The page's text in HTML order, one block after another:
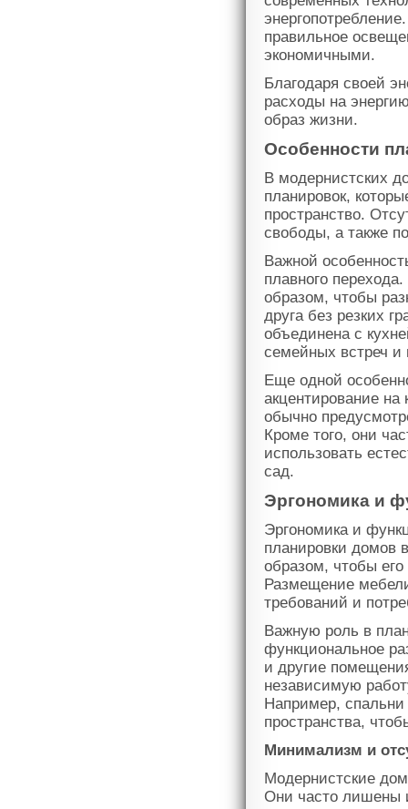
правильное
экономичными.
Благодаря своей
расходы на
образ жизни.
Особенности
В модернистских
планировок,
пространство.
свободы, а также
Важной
плавного
образом, чтобы
друга без резких
объединена с
семейных встреч и
Еще одной
акцентирование
обычно
Кроме того, они
использовать
сад.
Эргономика и
Эргономика и
планировки домов
образом, чтобы
Размещение
требований и
Важную роль в
функциональное
и другие
независимую
Например, спальни
пространства,
Минимализм и
Модернистские
Они часто лишены